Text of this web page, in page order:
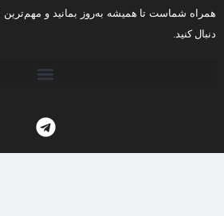
همراه شماست تا همیشه به‌روز بمانید و مهم‌ترین
دنبال کنید.